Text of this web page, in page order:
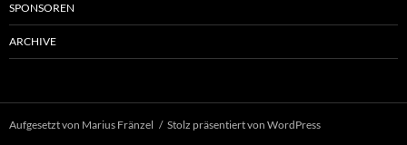
SPONSOREN
ARCHIVE
Aufgesetzt von Marius Fränzel Stolz präsentiert von WordPress